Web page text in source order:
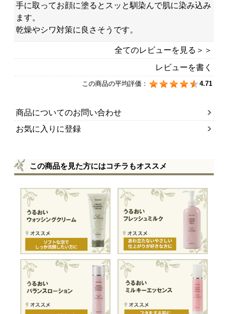
手に取ってお顔に塗るとスッと馴染んで肌に染み込み
ます。
乾燥やシワ対策に良さそうです。
全てのレビューを見る＞＞
レビューを書く
この商品の平均評価： 4.71
商品についてのお問い合わせ
お気に入りに登録
この商品を見た方にはコチラもオススメ